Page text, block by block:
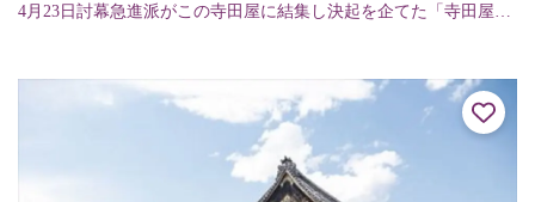
4月23日討幕急進派がこの寺田屋に結集し決起を企てた「寺田屋騒
後再建され...